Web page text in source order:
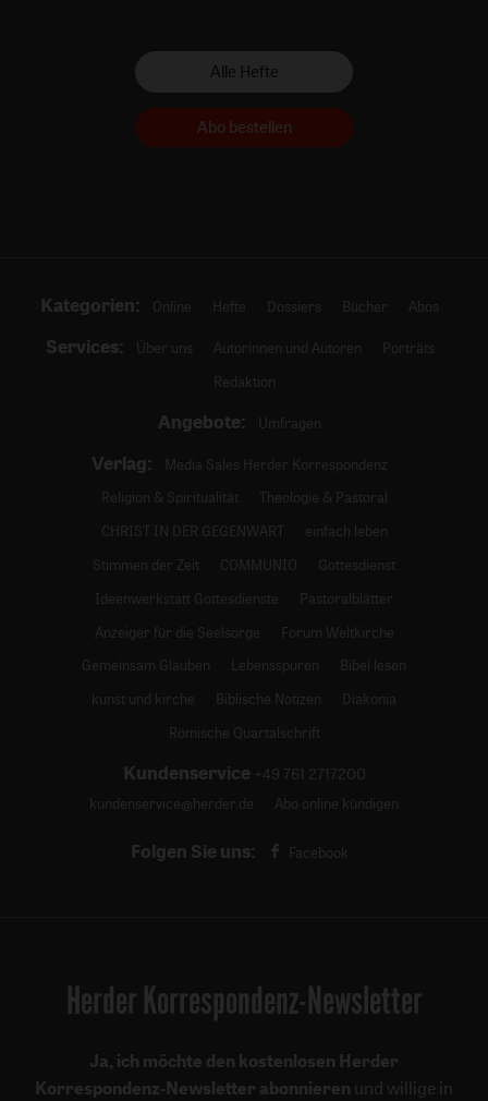
Alle Hefte
Abo bestellen
Kategorien: Online Hefte Dossiers Bücher Abos
Services: Über uns Autorinnen und Autoren
Porträts
Redaktion
Angebote: Umfragen
Verlag:
Media Sales Herder Korrespondenz
Religion & Spiritualität
Theologie & Pastoral
CHRIST IN DER GEGENWART
einfach leben
Stimmen der Zeit
COMMUNIO
Gottesdienst
Ideenwerkstatt Gottesdienste
Pastoralblätter
Anzeiger für die Seelsorge
Forum Weltkirche
Gemeinsam Glauben
Lebensspuren
Bibel lesen
kunst und kirche
Biblische Notizen
Diakonia
Römische Quartalschrift
Kundenservice +49 761 2717200
kundenservice@herder.de
Abo online kündigen
Folgen Sie uns: Facebook
Herder Korrespondenz-Newsletter
Ja, ich möchte den kostenlosen Herder
Korrespondenz-Newsletter abonnieren und willige in